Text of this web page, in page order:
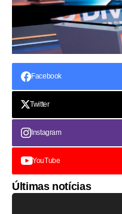
Facebook
Twitter
Instagram
YouTube
Últimas notícias